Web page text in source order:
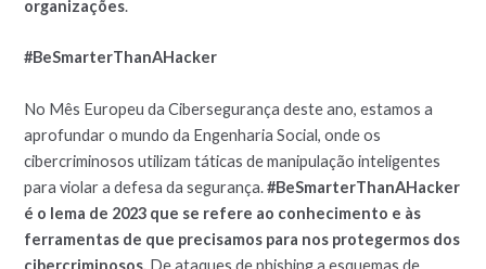
organizações.
#BeSmarterThanAHacker
No Mês Europeu da Cibersegurança deste ano, estamos a
aprofundar o mundo da Engenharia Social, onde os
cibercriminosos utilizam táticas de manipulação inteligentes
para violar a defesa da segurança.#BeSmarterThanAHacker
é o lema de 2023 que se refere ao conhecimento e às
ferramentas de que precisamos para nos protegermos dos
cibercriminosos. De ataques de phishing a esquemas de